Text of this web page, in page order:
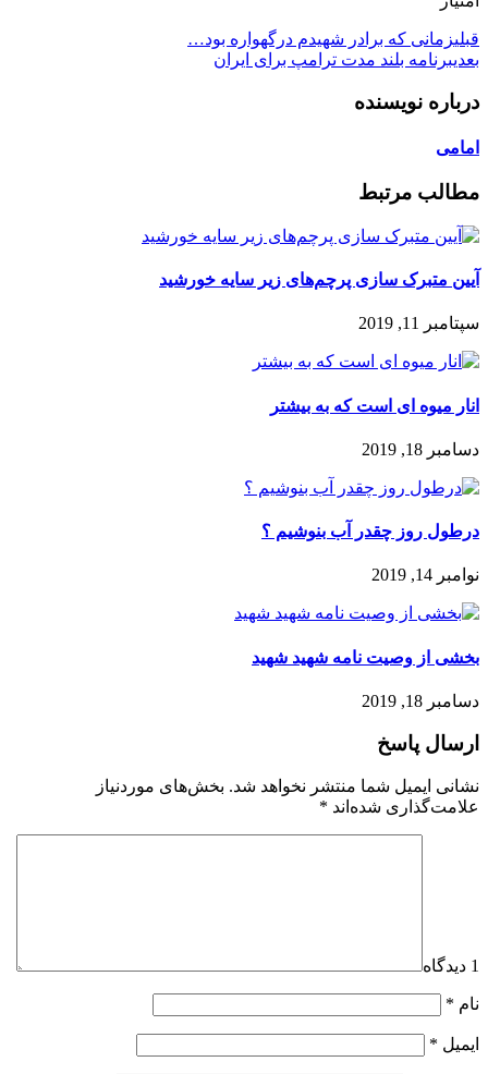
قبلیزمانی که برادر شهیدم درگهواره بود…
بعدیبرنامه بلند مدت ترامپ برای ایران
درباره نویسنده
امامی
مطالب مرتبط
آیین متبرک سازی پرچم‌های زیر سایه خورشید
سپتامبر 11, 2019
انار میوه ای است که به بیشتر
دسامبر 18, 2019
درطول روز چقدر آب بنوشیم ؟
نوامبر 14, 2019
بخشی از وصیت نامه شهید شهید
دسامبر 18, 2019
ارسال پاسخ
نشانی ایمیل شما منتشر نخواهد شد. بخش‌های موردنیاز
علامت‌گذاری شده‌اند *
1 دیدگاه
نام *
ایمیل *